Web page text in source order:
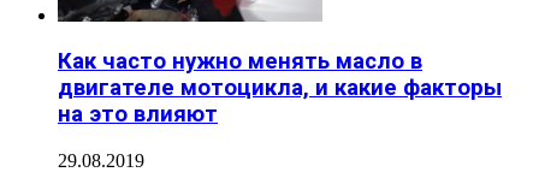
Как часто нужно менять масло в
двигателе мотоцикла, и какие факторы
на это влияют
29.08.2019